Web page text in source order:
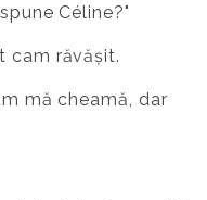
Céline?"
cam răvășit.
mă cheamă, dar